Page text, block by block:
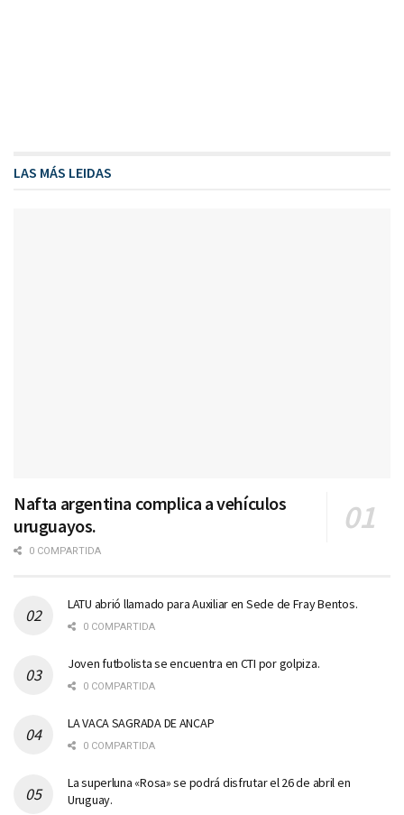
LAS MÁS LEIDAS
Nafta argentina complica a vehículos
uruguayos.
0 COMPARTIDA
LATU abrió llamado para Auxiliar en Sede de Fray Bentos.
0 COMPARTIDA
Joven futbolista se encuentra en CTI por golpiza.
0 COMPARTIDA
LA VACA SAGRADA DE ANCAP
0 COMPARTIDA
La superluna «Rosa» se podrá disfrutar el 26 de abril en
Uruguay.